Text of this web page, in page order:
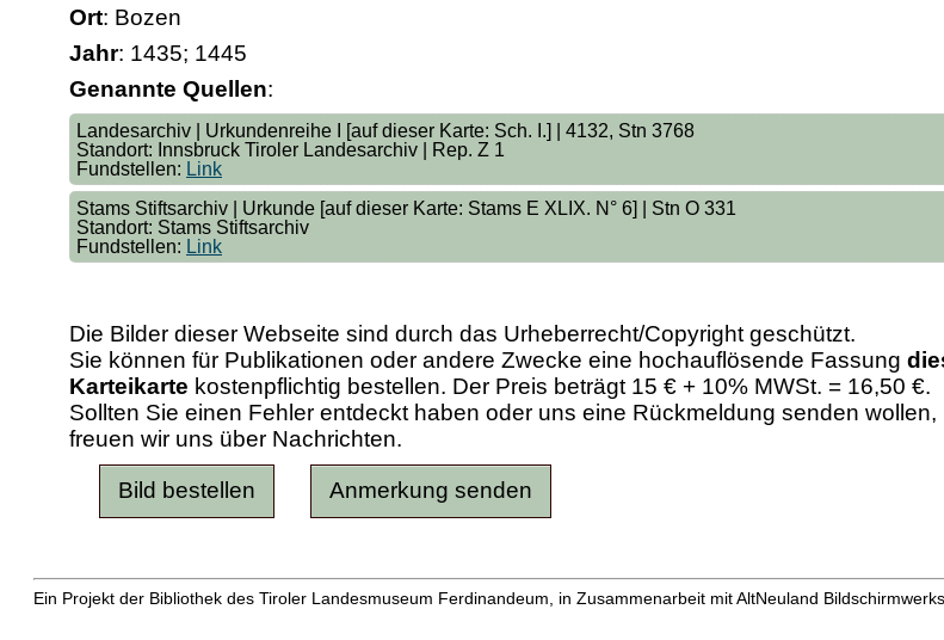
Ort: Bozen
Jahr: 1435; 1445
Genannte Quellen:
Landesarchiv | Urkundenreihe I [auf dieser Karte: Sch. I.] | 4132, Stn 3768
Standort: Innsbruck Tiroler Landesarchiv | Rep. Z 1
Fundstellen: Link
Stams Stiftsarchiv | Urkunde [auf dieser Karte: Stams E XLIX. N° 6] | Stn O 331
Standort: Stams Stiftsarchiv
Fundstellen: Link
Die Bilder dieser Webseite sind durch das Urheberrecht/Copyright geschützt.
Sie können für Publikationen oder andere Zwecke eine hochauflösende Fassung
Karteikarte kostenpflichtig bestellen. Der Preis beträgt 15 € + 10% MWSt. = 16,50 €.
Sollten Sie einen Fehler entdeckt haben oder uns eine Rückmeldung senden wollen,
freuen wir uns über Nachrichten.
Ein Projekt der Bibliothek des Tiroler Landesmuseum Ferdinandeum, in Zusammenarbeit mit AltNeuland